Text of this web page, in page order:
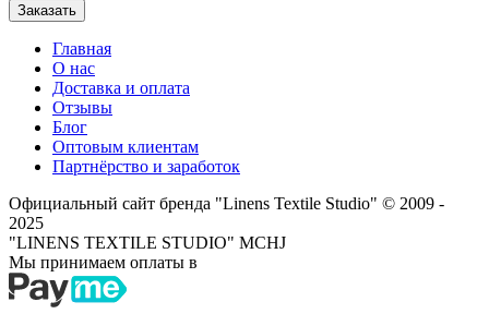
Заказать
Главная
О нас
Доставка и оплата
Отзывы
Блог
Оптовым клиентам
Партнёрство и заработок
Официальный сайт бренда "Linens Textile Studio" © 2009 -
2025
"LINENS TEXTILE STUDIO" MCHJ
Мы принимаем оплаты в